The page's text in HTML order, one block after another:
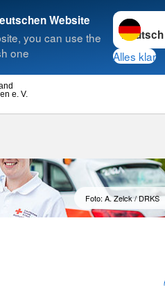
Website
you can use the
one
Sprache
Alles klar
e. V.
Suche
Foto: A. Zelck / DRKS